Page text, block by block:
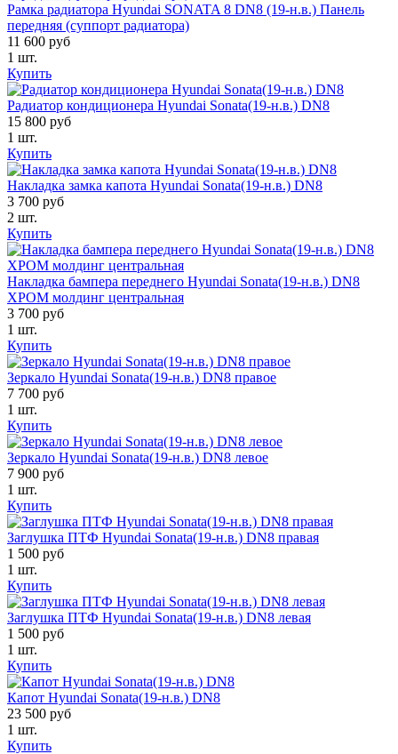
Рамка радиатора Hyundai SONATA 8 DN8 (19-н.в.) Панель
передняя (суппорт радиатора)
11 600 руб
1 шт.
Купить
Радиатор кондиционера Hyundai Sonata(19-н.в.) DN8
15 800 руб
1 шт.
Купить
Накладка замка капота Hyundai Sonata(19-н.в.) DN8
3 700 руб
2 шт.
Купить
Накладка бампера переднего Hyundai Sonata(19-н.в.) DN8
ХРОМ молдинг центральная
3 700 руб
1 шт.
Купить
Зеркало Hyundai Sonata(19-н.в.) DN8 правое
7 700 руб
1 шт.
Купить
Зеркало Hyundai Sonata(19-н.в.) DN8 левое
7 900 руб
1 шт.
Купить
Заглушка ПТФ Hyundai Sonata(19-н.в.) DN8 правая
1 500 руб
1 шт.
Купить
Заглушка ПТФ Hyundai Sonata(19-н.в.) DN8 левая
1 500 руб
1 шт.
Купить
Капот Hyundai Sonata(19-н.в.) DN8
23 500 руб
1 шт.
Купить